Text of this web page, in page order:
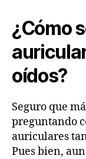
¿Cómo
oídos?
Seguro que
preguntando
auriculares
Pues bien,